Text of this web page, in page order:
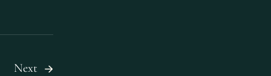
Next